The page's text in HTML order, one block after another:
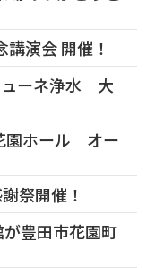
演会 開催！
ューネ浄水 大
園ホール オー
祭開催！
豊田市花園町